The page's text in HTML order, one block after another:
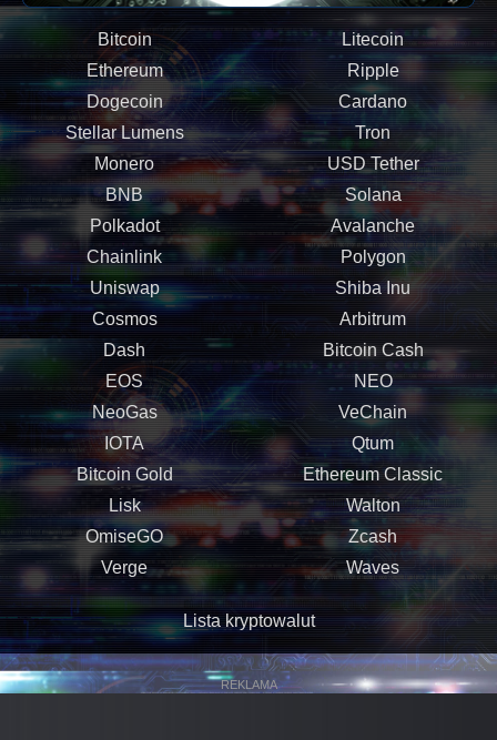
Bitcoin
Litecoin
Ethereum
Ripple
Dogecoin
Cardano
Stellar Lumens
Tron
Monero
USD Tether
BNB
Solana
Polkadot
Avalanche
Chainlink
Polygon
Uniswap
Shiba Inu
Cosmos
Arbitrum
Dash
Bitcoin Cash
EOS
NEO
NeoGas
VeChain
IOTA
Qtum
Bitcoin Gold
Ethereum Classic
Lisk
Walton
OmiseGO
Zcash
Verge
Waves
Lista kryptowalut
REKLAMA